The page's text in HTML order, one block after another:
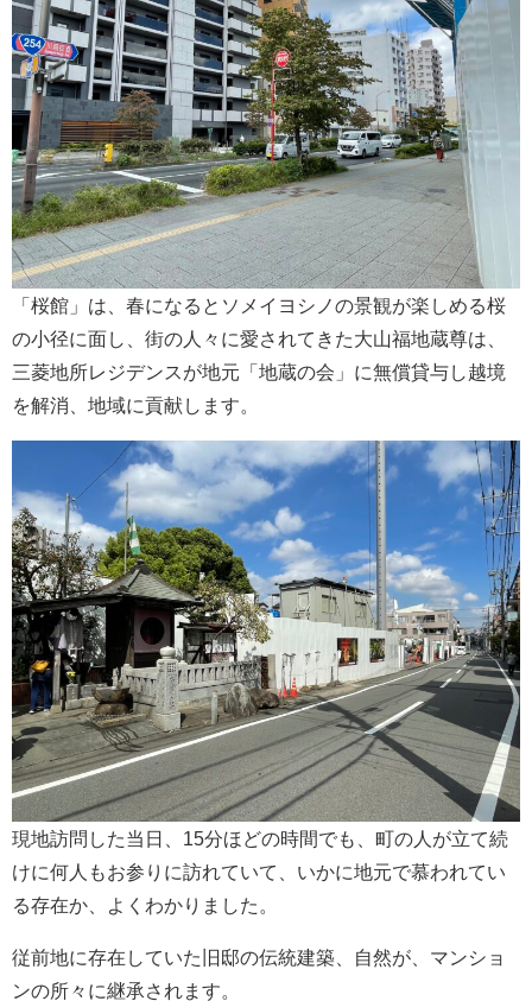
「桜館」は、春になるとソメイヨシノの景観が楽しめる桜
の小径に面し、街の人々に愛されてきた大山福地蔵尊は、
三菱地所レジデンスが地元「地蔵の会」に無償貸与し越境
を解消、地域に貢献します。
現地訪問した当日、15分ほどの時間でも、町の人が立て続
けに何人もお参りに訪れていて、いかに地元で慕われてい
る存在か、よくわかりました。
従前地に存在していた旧邸の伝統建築、自然が、マンショ
ンの所々に継承されます。